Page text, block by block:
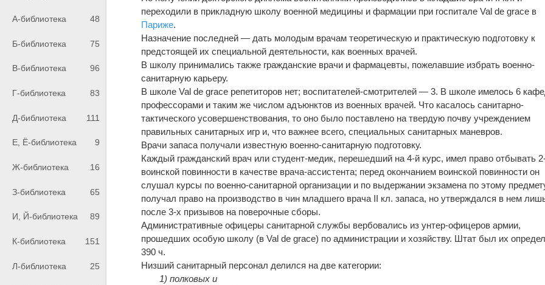
А-библиотека 48
Б-библиотека 75
В-библиотека 96
Г-библиотека 83
Д-библиотека 111
Е, Ё-библиотека 9
Ж-библиотека 16
З-библиотека 65
И, Й-библиотека 89
К-библиотека 151
Л-библиотека 25
переходили в прикладную школу военной медицины и фармации при госпитале Val de grace в
Париже.
Назначение последней — дать молодым врачам теоретическую и практическую подготовку к
предстоящей их специальной деятельности, как военных врачей.
В школу принимались также гражданские врачи и фармацевты, пожелавшие избрать военно-
санитарную карьеру.
В школе Val de grace репетиторов нет; воспитателей-смотрителей — 3. В школе имелось 6
профессорами и таким же числом адъюнктов из военных врачей. Что касалось санитарно-
тактического усовершенствования, то оно было поставлено на твердую почву учреждением
правильных санитарных игр и, что важнее всего, специальных санитарных маневров.
Врачи запаса получали известную военно-санитарную подготовку.
Каждый гражданский врач или студент-медик, перешедший на 4-й курс, имел право отбывать
воинской повинности в качестве врача-ассистента; перед окончанием воинской повинности он
слушал курсы по военно-санитарной организации и по выдержании экзамена по этому
получал право на производство в чин младшего врача II кл. запаса, но утверждался в нем
после 3-х призывов на поверочные сборы.
Административные офицеры санитарной службы вербовались из унтер-офицеров армии,
прошедших особую школу (в Val de grace) по администрации и хозяйству. Штат был их
390 ч.
Низший санитарный персонал делился на две категории:
1) полковых и